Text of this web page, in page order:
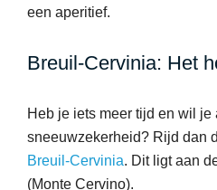
een aperitief.
Breuil-Cervinia: Het
Heb je iets meer tijd en wil je
sneeuwzekerheid? Rijd dan
Breuil-Cervinia. Dit ligt aan
(Monte Cervino).